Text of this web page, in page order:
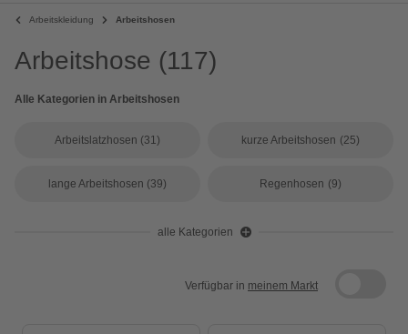
Arbeitskleidung Arbeitshosen
Arbeitshose (117)
Alle Kategorien in Arbeitshosen
Arbeitslatzhosen (31) kurze Arbeitshosen (25)
lange Arbeitshosen (39) Regenhosen (9)
alle Kategorien
Verfügbar in meinem Markt